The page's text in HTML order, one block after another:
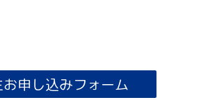
申し込みフォーム